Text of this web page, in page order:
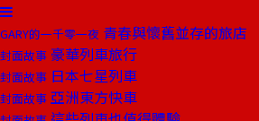
GARY的一千零一夜 青春與懷舊並存的旅店
封面故事 豪華列車旅行
封面故事 日本七星列車
封面故事 亞洲東方快車